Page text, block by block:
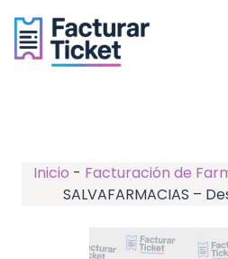
contenido
Inicio - Facturación de
SALVAFARMACIAS –